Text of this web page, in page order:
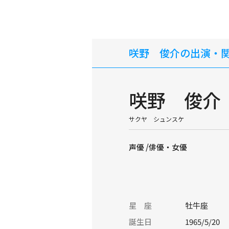
咲野 俊介の出演・
咲野 俊介
サクヤ シュンスケ
声優 /俳優・女優
星 座
牡牛座
誕生日
1965/5/20